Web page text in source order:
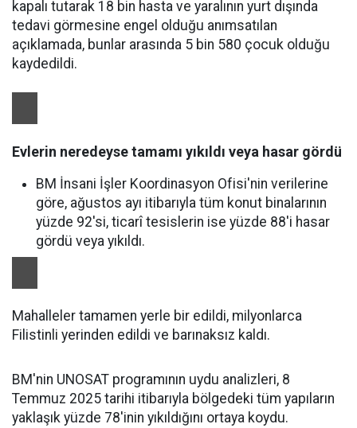
kapalı tutarak 18 bin hasta ve yaralının yurt dışında
tedavi görmesine engel olduğu anımsatılan
açıklamada, bunlar arasında 5 bin 580 çocuk olduğu
kaydedildi.
Evlerin neredeyse tamamı yıkıldı veya hasar gördü
BM İnsani İşler Koordinasyon Ofisi'nin verilerine
göre, ağustos ayı itibarıyla tüm konut binalarının
yüzde 92'si, ticarî tesislerin ise yüzde 88'i hasar
gördü veya yıkıldı.
Mahalleler tamamen yerle bir edildi, milyonlarca
Filistinli yerinden edildi ve barınaksız kaldı.
BM'nin UNOSAT programının uydu analizleri, 8
Temmuz 2025 tarihi itibarıyla bölgedeki tüm yapıların
yaklaşık yüzde 78'inin yıkıldığını ortaya koydu.